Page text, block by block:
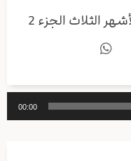
الثلاث الجزء 2
00:00